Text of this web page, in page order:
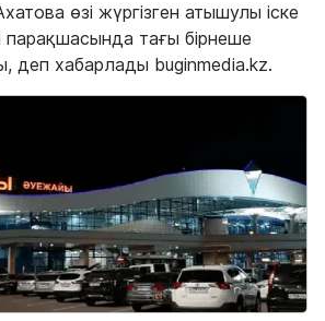
өзі жүргізген атышулы іске
парақшасында тағы бірнеше
деп хабарлады buginmedia.kz.